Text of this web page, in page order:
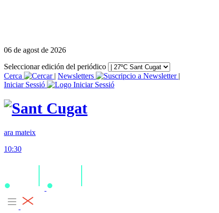
06 de agost de 2026
Seleccionar edición del periódico
Cerca
| Newsletters
|
Iniciar Sessió
ara mateix
10:30